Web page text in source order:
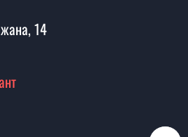
наличии готовые
полотна?
ассортимент готовых дверных
двери?
14